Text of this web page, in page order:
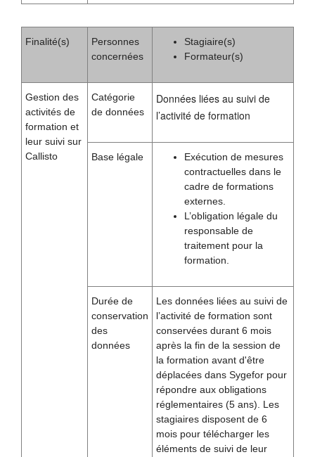
Finalité(s)
Personnes
concernées
Stagiaire(s)
Formateur(s)
Gestion des
activités de
formation et
leur suivi sur
Callisto
Catégorie
de données
Données liées au suivi de
l’activité de formation
Base légale
Exécution de mesures
contractuelles dans le
cadre de formations
externes.
L’obligation légale du
responsable de
traitement pour la
formation.
Durée de
conservation
des
données
Les données liées au suivi de
l’activité de formation sont
conservées durant 6 mois
après la fin de la session de
la formation avant d'être
déplacées dans Sygefor pour
répondre aux obligations
réglementaires (5 ans). Les
stagiaires disposent de 6
mois pour télécharger les
éléments de suivi de leur